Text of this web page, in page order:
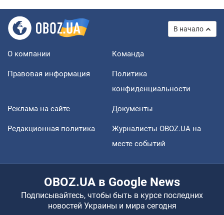
В начало
О компании Команда
Правовая информация
Политика
конфиденциальности
Реклама на сайте Документы
Редакционная политика
Журналисты OBOZ.UA на
месте событий
OBOZ.UA в Google News
Подписывайтесь, чтобы быть в курсе последних
новостей Украины и мира сегодня